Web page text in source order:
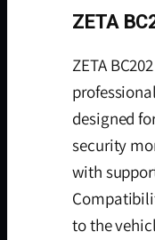
ZETA
ZETA
designed
security
with
to the